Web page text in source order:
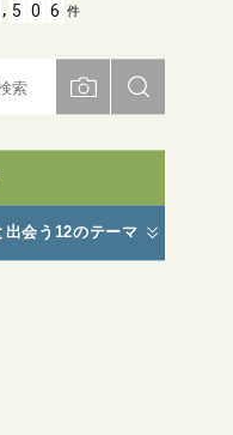
出会う12のテーマ
, 5 0 6 件